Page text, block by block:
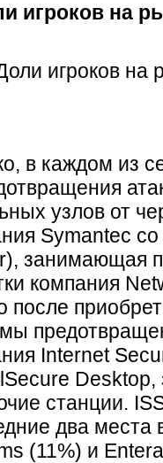
игроков на
в каждом из
узлов от
Symantec
занимающая
компания
после
Internet
станции.
два места
(11%) и